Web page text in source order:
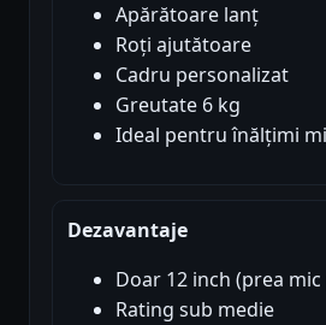
Apărătoare lanț
Roți ajutătoare
Cadru personalizat
Greutate 6 kg
Ideal pentru înălțimi
Dezavantaje
Doar 12 inch (prea
Rating sub medie